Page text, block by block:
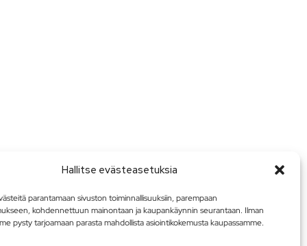
Hallitse evästeasetuksia
parantamaan sivuston toiminnallisuuksiin, parempaan
kohdennettuun mainontaan ja kaupankäynnin seurantaan. Ilman
pysty tarjoamaan parasta mahdollista asiointikokemusta kaupassamme.